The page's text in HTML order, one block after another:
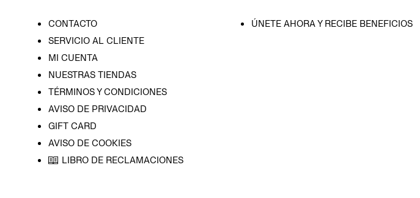
CONTACTO
SERVICIO AL CLIENTE
MI CUENTA
NUESTRAS TIENDAS
TÉRMINOS Y CONDICIONES
AVISO DE PRIVACIDAD
GIFT CARD
AVISO DE COOKIES
LIBRO DE RECLAMACIONES
ÚNETE AHORA Y RECIBE BENEFICIOS